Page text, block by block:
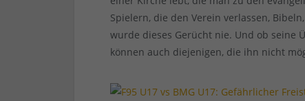
Spielern, die den Verein verlassen,
wurde dieses Gerücht nie. Und ob seine
können auch diejenigen, die ihn nicht